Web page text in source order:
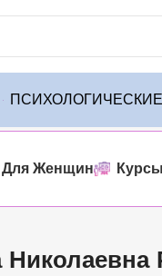
Женщин
Николаевна